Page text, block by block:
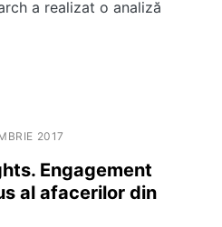
a realizat o analiză
2017
Engagement
al afacerilor din